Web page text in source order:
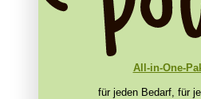
All-in-One-
für jeden Bedarf, für